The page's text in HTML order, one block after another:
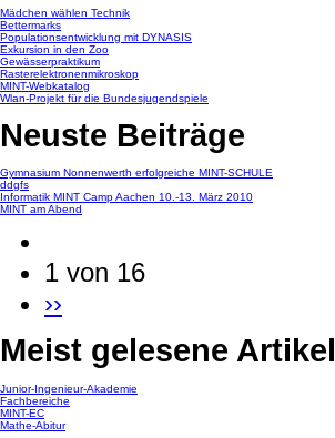
Mädchen wählen Technik
Bettermarks
Populationsentwicklung mit DYNASIS
Exkursion in den Zoo
Gewässerpraktikum
Rasterelektronenmikroskop
MINT-Webkatalog
Wlan-Projekt für die Bundesjugendspiele
Neuste Beiträge
Gymnasium Nonnenwerth erfolgreiche MINT-SCHULE
ddgfs
Informatik MINT Camp Aachen 10.-13. März 2010
MINT am Abend
1 von 16
››
Meist gelesene Artikel
Junior-Ingenieur-Akademie
Fachbereiche
MINT-EC
Mathe-Abitur